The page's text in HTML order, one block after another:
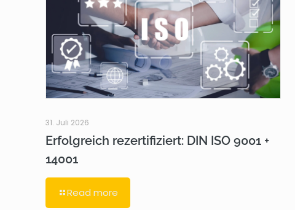
31. Juli 2026
Erfolgreich rezertifiziert: DIN ISO 9001 +
14001
Read more